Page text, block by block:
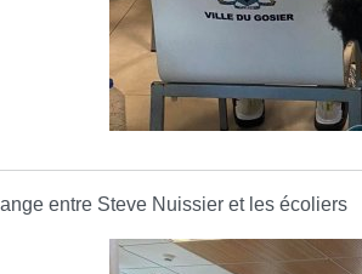
entre Steve Nuissier et les écoliers